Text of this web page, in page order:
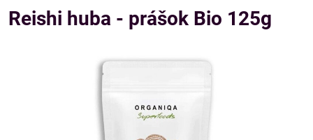
Reishi huba - prášok Bio 125g